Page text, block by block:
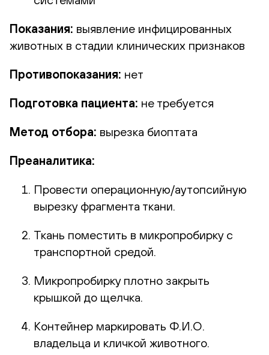
Показания: выявление инфицированных
животных в стадии клинических признаков
Противопоказания: нет
Подготовка пациента: не требуется
Метод отбора: вырезка биоптата
Преаналитика:
Провести операционную/аутопсийную
вырезку фрагмента ткани.
Ткань поместить в микропробирку с
транспортной средой.
Микропробирку плотно закрыть
крышкой до щелчка.
Контейнер маркировать Ф.И.О.
владельца и кличкой животного.